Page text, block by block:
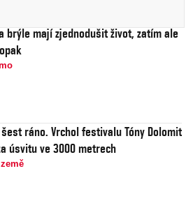
brýle mají zjednodušit život, zatím ale
ráno. Vrchol festivalu Tóny Dolomit
úsvitu ve 3000 metrech